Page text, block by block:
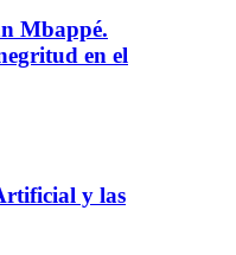
Mbappé.
en el
y las